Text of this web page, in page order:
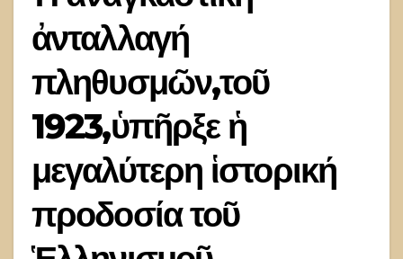
ἀνταλλαγή
πληθυσμῶν,τοῦ
1923,ὑπῆρξε ἡ
μεγαλύτερη ἱστορική
προδοσία τοῦ